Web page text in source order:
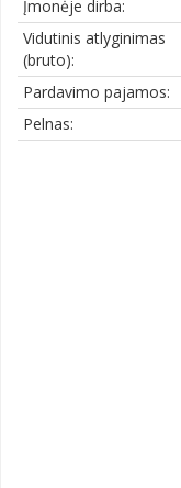
Įmonėje dirba:
Vidutinis atlyginimas
(bruto):
Pardavimo pajamos:
Pelnas: